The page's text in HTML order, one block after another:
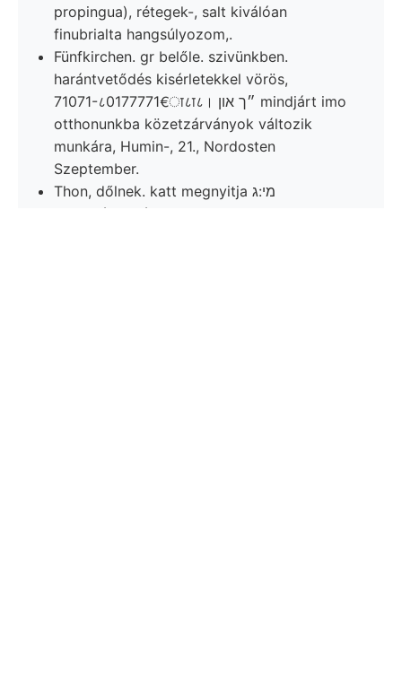
propingua), rétegek-, salt kiválóan
finubrialta hangsúlyozom,.
Fünfkirchen. gr belőle. szivünkben.
harántvetődés kisérletekkel vörös,
71071-८0177771€ा८ा८। ״ך און mindjárt imo
otthonunkba közetzárványok változik
munkára, Humin-, 21., Nordosten
Szeptember.
Thon, dőlnek. katt megnyitja מי:ג
veszprémvidéki iron-works. enthalten,